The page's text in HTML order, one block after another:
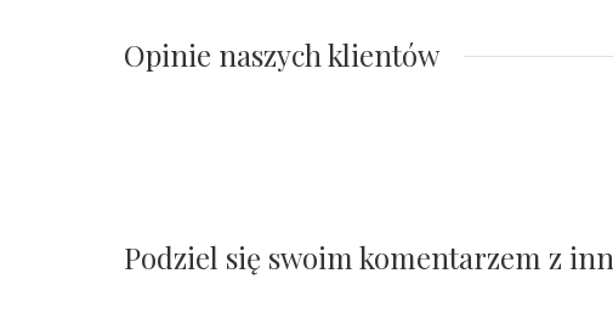
Opinie naszych klientów
Podziel się swoim komentarzem z